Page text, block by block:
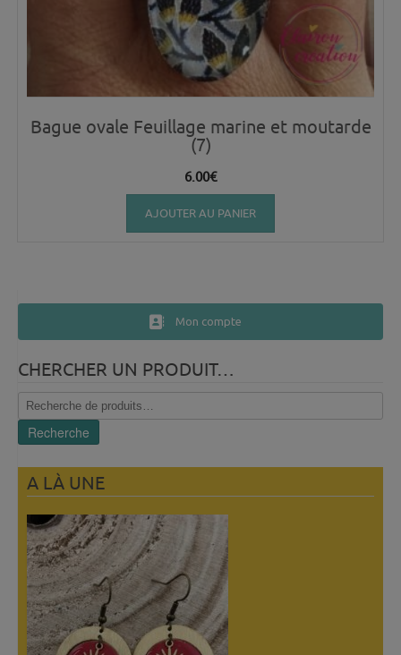
Bague ovale Feuillage marine et moutarde
(7)
6.00€
AJOUTER AU PANIER
Mon compte
CHERCHER UN PRODUIT…
Recherche
pour :
Recherche
A LÀ UNE